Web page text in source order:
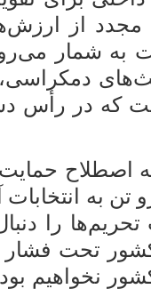
مجدد از
به شمار
که در رأس
اصطلاح
تن به
را
تحت فشار
نخواهیم